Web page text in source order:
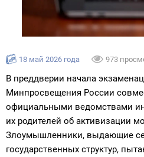
18 май 2026 года 973
В преддверии начала
Минпросвещения России
официальными ведомствами
их родителей об активизации
Злоумышленники, выдающие
государственных структур,